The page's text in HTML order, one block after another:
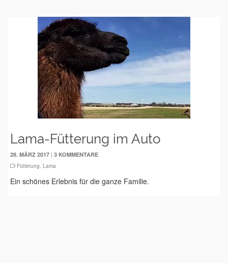
Lama-Fütterung im Auto
28. MÄRZ 2017 | 3 KOMMENTARE
Fütterung, Lama
Ein schönes Erlebnis für die ganze Familie.